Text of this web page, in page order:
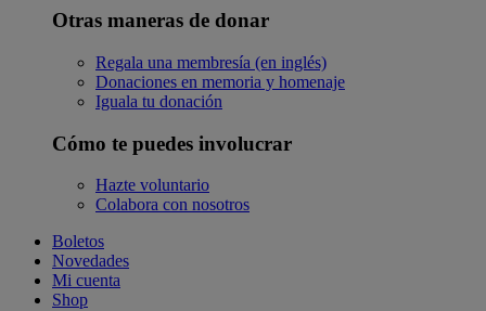
Otras maneras de donar
Regala una membresía (en inglés)
Donaciones en memoria y homenaje
Iguala tu donación
Cómo te puedes involucrar
Hazte voluntario
Colabora con nosotros
Boletos
Novedades
Mi cuenta
Shop